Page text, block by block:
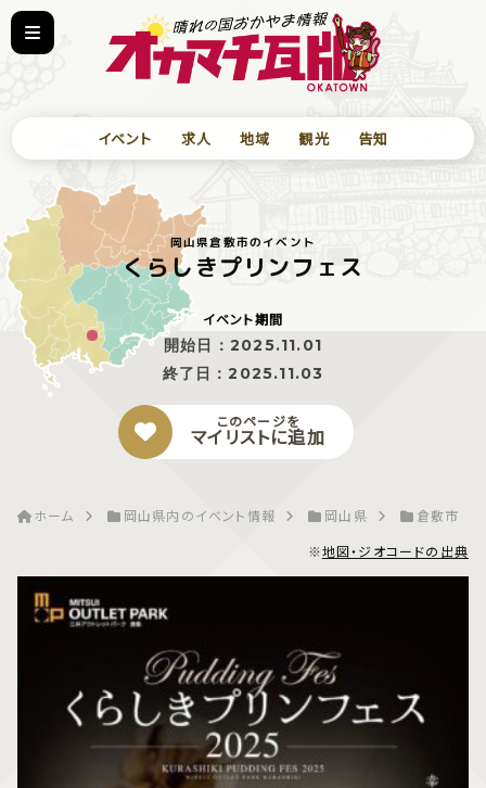
イベント 求人 地域 観光 告知
岡山県倉敷市のイベント
くらしきプリンフェス
イベント期間
開始日： 2025.11.01
終了日：2025.11.03
このページを
マイリストに追加
ホーム 岡山県内のイベント情報 岡山県
倉敷市
※地図・ジオコードの出典